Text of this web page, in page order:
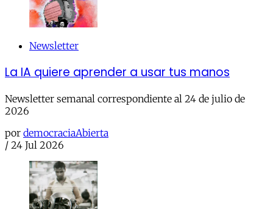
Newsletter
La IA quiere aprender a usar tus manos
Newsletter semanal correspondiente al 24 de julio de
2026
por democraciaAbierta
/ 24 Jul 2026